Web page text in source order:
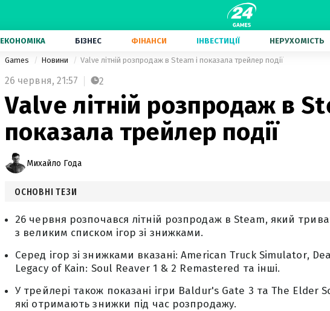
ЕКОНОМІКА БІЗНЕС ФІНАНСИ ІНВЕСТИЦІЇ НЕРУХОМІСТЬ
Games Новини Valve літній розпродаж в Steam і показала трейлер події
26 червня, 21:57 2
Valve літній розпродаж в
показала трейлер події
Михайло Года
ОСНОВНІ ТЕЗИ
26 червня розпочався літній розпродаж в Steam, який
з великим списком ігор зі знижками.
Серед ігор зі знижками вказані: American Truck Simulator,
Legacy of Kain: Soul Reaver 1 & 2 Remastered та інші.
У трейлері також показані ігри Baldur's Gate 3 та The Elder
які отримають знижки під час розпродажу.